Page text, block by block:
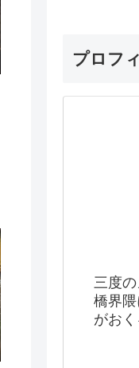
プロフ
三度
橋界
がおく